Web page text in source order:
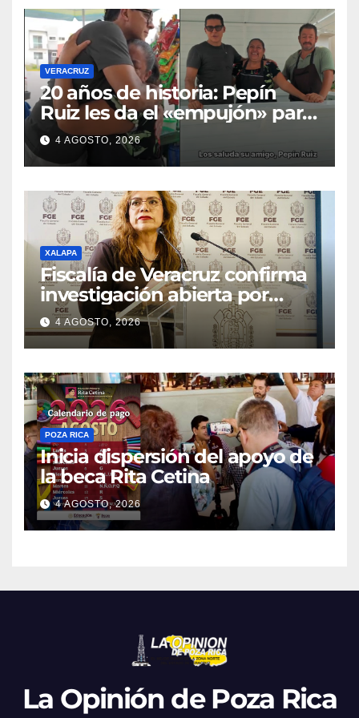
VERACRUZ
20 años de historia: Pepín
Ruiz les da el «empujón» para
transformar el negocio de
Georgina y Alberto
4 AGOSTO, 2026
XALAPA
Fiscalía de Veracruz confirma
investigación abierta por
homicidio de periodista
Roxana Ramírez; esperan
desafuero de un alcalde
presunto implicado
4 AGOSTO, 2026
POZA RICA
Inicia dispersión del apoyo de
la beca Rita Cetina
4 AGOSTO, 2026
La Opinión de Poza Rica